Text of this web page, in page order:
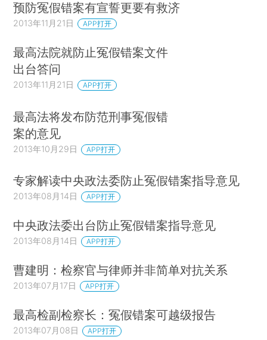
预防冤假错案有宣誓更要有救济
2013年11月21日 APP打开
最高法院就防止冤假错案文件
出台答问
2013年11月21日 APP打开
最高法将发布防范刑事冤假错
案的意见
2013年10月29日 APP打开
专家解读中央政法委防止冤假错案指导意见
2013年08月14日 APP打开
中央政法委出台防止冤假错案指导意见
2013年08月14日 APP打开
曹建明：检察官与律师并非简单对抗关系
2013年07月17日 APP打开
最高检副检察长：冤假错案可越级报告
2013年07月08日 APP打开